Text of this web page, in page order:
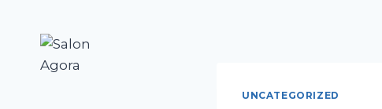
contenu
UNCATEGORIZED